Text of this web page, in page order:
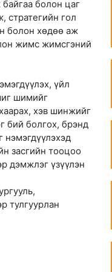
болон цаг
стратегийн гол
болон хөдөө аж
жимс жимсгэний
үйл
шимийг
хэв шинжийг
бий болгох, брэнд
нэмэгдүүлэхэд
засгийн тооцоо
дэмжлэг үзүүлэн
тулгуурлан